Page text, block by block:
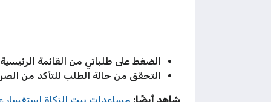
الضغط على طلباتي من القائمة
التحقق من حالة الطلب للتأكد من